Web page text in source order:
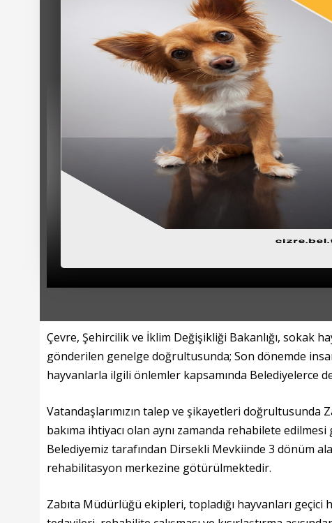
Çevre, Şehircilik ve İklim Değişikliği Bakanlığı, sokak
gönderilen genelge doğrultusunda; Son dönemde
hayvanlarla ilgili önlemler kapsamında Belediyelerce
Vatandaşlarımızın talep ve şikayetleri doğrultusunda
bakıma ihtiyacı olan aynı zamanda rehabilete
Belediyemiz tarafından Dirsekli Mevkiinde 3 dönüm
rehabilitasyon merkezine götürülmektedir.
Zabıta Müdürlüğü ekipleri, topladığı hayvanları